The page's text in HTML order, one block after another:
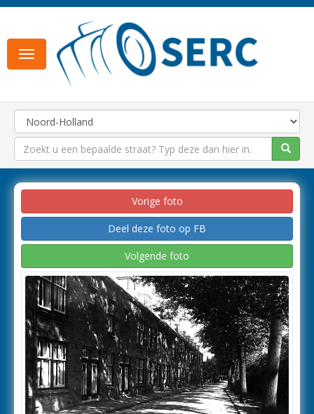
Toggle
navigation
Vorige foto
Deel deze foto op FB
Volgende foto